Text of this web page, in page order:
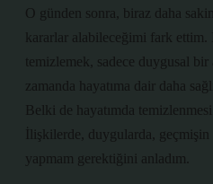
O günden sonra, biraz daha
kararlar alabileceğimi fark ettim.
temizlemek, sadece duygusal bir
zamanda hayatıma dair daha
Belki de hayatımda
İlişkilerde, duygularda, geçmişin
yapmam gerektiğini anladım.